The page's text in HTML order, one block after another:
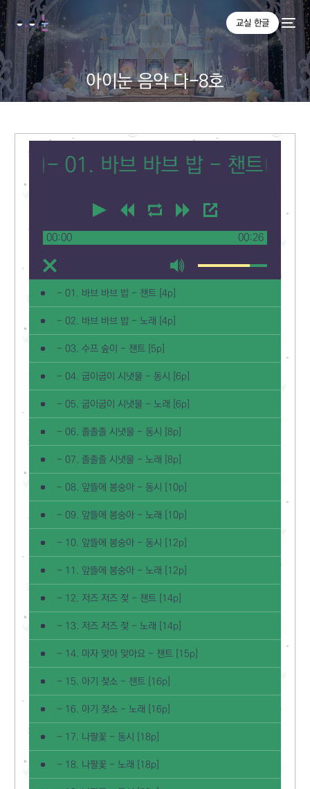
교실 한글
아이눈 음악 다-8호
- 01. 바브 바브 밥 - 챈트 [4p]
00:00 00:26
- 01. 바브 바브 밥 - 챈트 [4p]
- 02. 바브 바브 밥 - 노래 [4p]
- 03. 수프 숲이 - 챈트 [5p]
- 04. 굽이굽이 시냇물 - 동시 [6p]
- 05. 굽이굽이 시냇물 - 노래 [6p]
- 06. 졸졸졸 시냇물 - 동시 [8p]
- 07. 졸졸졸 시냇물 - 노래 [8p]
- 08. 앞뜰에 봉숭아 - 동시 [10p]
- 09. 앞뜰에 봉숭아 - 노래 [10p]
- 10. 앞뜰에 봉숭아 - 동시 [12p]
- 11. 앞뜰에 봉숭아 - 노래 [12p]
- 12. 저즈 저즈 젖 - 챈트 [14p]
- 13. 저즈 저즈 젖 - 노래 [14p]
- 14. 마자 맞아 맞아요 - 챈트 [15p]
- 15. 아기 젖소 - 챈트 [16p]
- 16. 아기 젖소 - 노래 [16p]
- 17. 나팔꽃 - 동시 [18p]
- 18. 나팔꽃 - 노래 [18p]